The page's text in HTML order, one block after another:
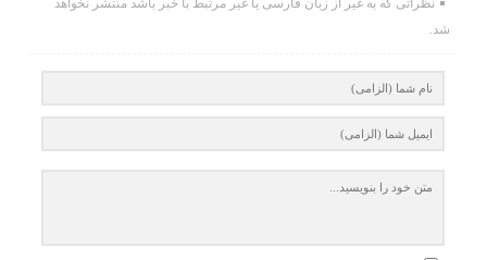
نظراتی که به غیر از زبان فارسی یا غیر مرتبط با خبر باشد منتشر نخواهد
شد.